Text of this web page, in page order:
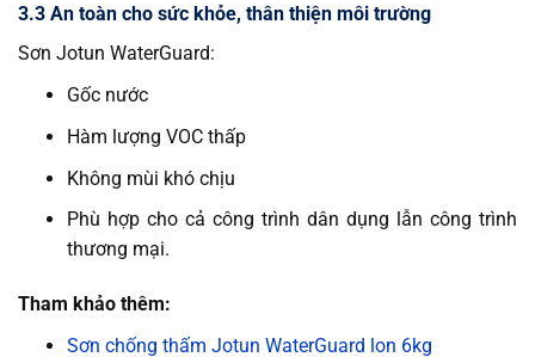
3.3 An toàn cho sức khỏe, thân thiện môi trường
Sơn Jotun WaterGuard:
Gốc nước
Hàm lượng VOC thấp
Không mùi khó chịu
Phù hợp cho cả công trình dân dụng lẫn công trình
thương mại.
Tham khảo thêm:
Sơn chống thấm Jotun WaterGuard lon 6kg